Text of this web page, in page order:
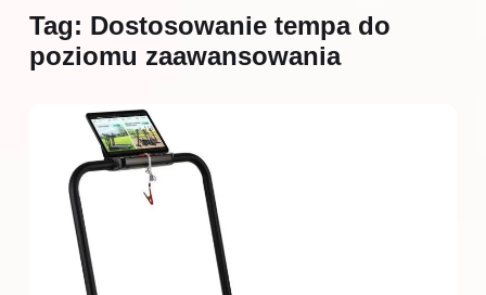
Tag: Dostosowanie tempa do
poziomu zaawansowania